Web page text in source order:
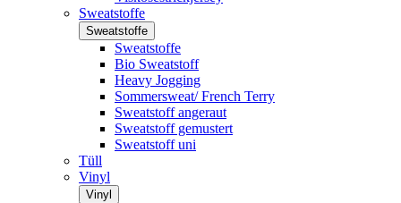
Sweatstoffe
Sweatstoffe
Sweatstoffe
Bio Sweatstoff
Heavy Jogging
Sommersweat/ French Terry
Sweatstoff angeraut
Sweatstoff gemustert
Sweatstoff uni
Tüll
Vinyl
Vinyl